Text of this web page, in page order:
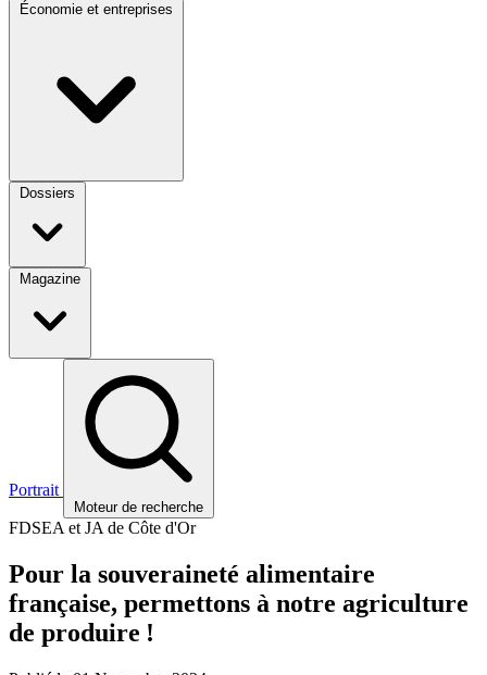
Économie et entreprises
Dossiers
Magazine
Portrait
Moteur de recherche
FDSEA et JA de Côte d'Or
Pour la souveraineté alimentaire
française, permettons à notre agriculture
de produire !